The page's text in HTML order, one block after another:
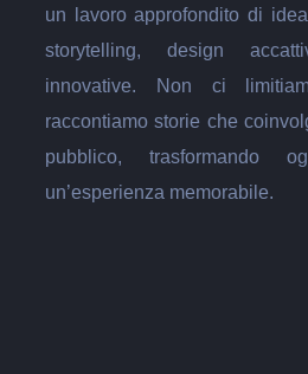
un lavoro approfondito di
storytelling, design
innovative. Non ci
raccontiamo storie che
pubblico, trasformando
un’esperienza memorabile.